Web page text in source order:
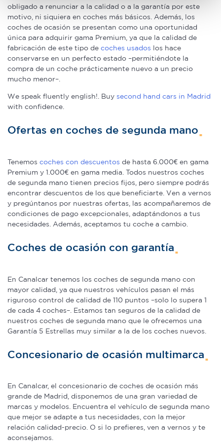
Obtenga más información sobre cómo se procesan sus
datos personales y establezca sus preferencias en la
sección de datos. Puede cambiar o retirar su
consentimiento en cualquier momento en la Declaración
de cookies.
Las cookies de este sitio web se usan para personalizar
sociales y analizar el tráfico. Además, compartimos
nuestros partners de redes sociales, publicidad y análisis
partir del uso que haya hecho de sus servicios.
obligado a renunciar a la calidad o a la garantía por este
motivo, ni siquiera en coches más básicos. Además, los
coches de ocasión se presentan como una oportunidad
única para adquirir gama Premium, ya que la calidad de
fabricación de este tipo de coches usados los hace
conservarse en un perfecto estado –permitiéndote la
compra de un coche prácticamente nuevo a un precio
mucho menor–.
We speak fluently english!. Buy second hand cars in Madrid
with confidence.
Ofertas en coches de segunda mano
Tenemos coches con descuentos de hasta 6.000€ en gama
Premium y 1.000€ en gama media. Todos nuestros coches
de segunda mano tienen precios fijos, pero siempre podrás
encontrar descuentos de los que beneficiarte. Ven a vernos
y pregúntanos por nuestras ofertas, las acompañaremos de
condiciones de pago excepcionales, adaptándonos a tus
necesidades. Además, aceptamos tu coche a cambio.
Coches de ocasión con garantía
En Canalcar tenemos los coches de segunda mano con
mayor calidad, ya que nuestros vehículos pasan el más
riguroso control de calidad de 110 puntos –solo lo supera 1
de cada 4 coches–. Estamos tan seguros de la calidad de
nuestros coches de segunda mano que le ofrecemos una
Garantía 5 Estrellas muy similar a la de los coches nuevos.
Concesionario de ocasión multimarca
En Canalcar, el concesionario de coches de ocasión más
grande de Madrid, disponemos de una gran variedad de
marcas y modelos. Encuentra el vehículo de segunda mano
que mejor se adapte a tus necesidades, con la mejor
relación calidad-precio. O si lo prefieres, ven a vernos y te
aconsejamos.